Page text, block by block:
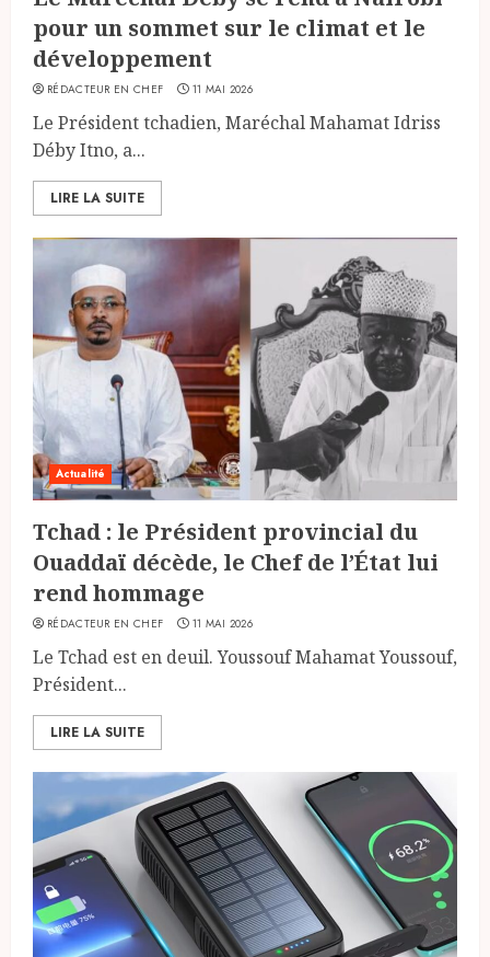
pour un sommet sur le climat et le
développement
RÉDACTEUR EN CHEF 11 MAI 2026
Le Président tchadien, Maréchal Mahamat Idriss
Déby Itno, a...
LIRE LA SUITE
Actualité
Tchad : le Président provincial du
Ouaddaï décède, le Chef de l’État lui
rend hommage
RÉDACTEUR EN CHEF 11 MAI 2026
Le Tchad est en deuil. Youssouf Mahamat Youssouf,
Président...
LIRE LA SUITE